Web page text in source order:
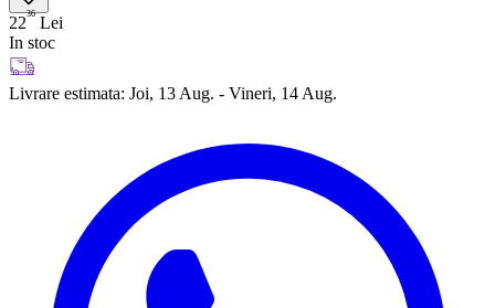
2236 Lei
In stoc
Livrare estimata: Joi, 13 Aug. - Vineri, 14 Aug.